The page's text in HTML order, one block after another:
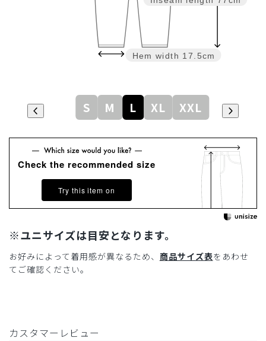
Hem width 17.5cm
S M L XL XXL
Check the recommended size
Try this item on
※ユニサイズは目安となります。
お好みによって着用感が異なるため、 商品サイズ表をあわせ
てご確認ください。
カスタマーレビュー